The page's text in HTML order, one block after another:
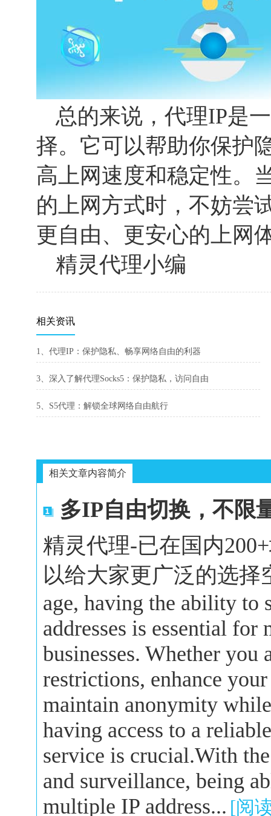
总的来说，代理IP是
择。它可以帮助你保护
高上网速度和稳定性。
的上网方式时，不妨尝
更自由、更安心的上网
精灵代理小编
相关资讯
1、代理IP：保护隐私、畅享网络自由的利器
3、深入了解代理Socks5：保护隐私，访问自由
5、S5代理：解锁全球网络自由航行
相关文章内容简介
多IP自由切换，不限
精灵代理-已在国内
以给大家更广泛的选择
age, having the ability to
addresses is essential
businesses. Whether you
restrictions, enhance
maintain anonymity
having access to a
service is crucial.With
and surveillance, being
multiple IP address... [阅